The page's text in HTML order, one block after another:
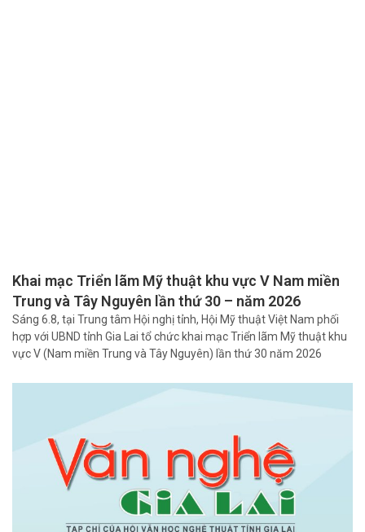
Khai mạc Triển lãm Mỹ thuật khu vực V Nam miền
Trung và Tây Nguyên lần thứ 30 – năm 2026
Sáng 6.8, tại Trung tâm Hội nghị tỉnh, Hội Mỹ thuật Việt Nam phối
hợp với UBND tỉnh Gia Lai tổ chức khai mạc Triển lãm Mỹ thuật khu
vực V (Nam miền Trung và Tây Nguyên) lần thứ 30 năm 2026